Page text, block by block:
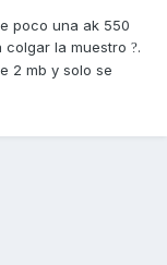
poco una ak 550
colgar la muestro ?.
2 mb y solo se